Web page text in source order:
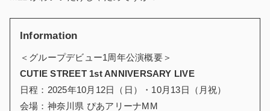
Information
＜グループデビュー1周年公演概要＞
CUTIE STREET 1st ANNIVERSARY LIVE
日程：2025年10月12日（日）・10月13日（月祝）
会場：神奈川県 ぴあアリーナMM